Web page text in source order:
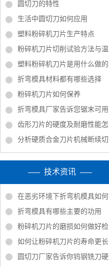
圆切刀的特性
生活中圆切刀如何应用
塑料粉碎机刀片生产特点
粉碎机刀片切削试验方法与温
塑料粉碎机刀片是用什么做的
折弯模具材料都有哪些选择
粉碎机刀片如何保养
折弯模具厂家告诉您锯末可用
齿形刀片的硬度及耐磨性能怎
分析硬质合金刀片机械断续切
技术资讯
在恶劣环境下折弯机模具如何
折弯模具有哪些主要的功用
粉碎机刀片的磨损如何做好检
如何让粉碎机刀片的寿命更长
圆切刀厂家告诉你钨钢铣刀硬